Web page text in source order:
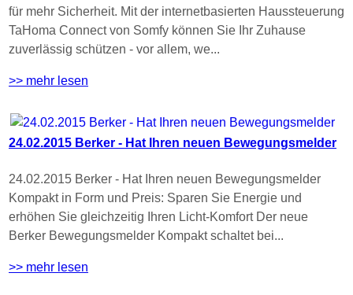
für mehr Sicherheit. Mit der internetbasierten Haussteuerung
TaHoma Connect von Somfy können Sie Ihr Zuhause
zuverlässig schützen - vor allem, we...
>> mehr lesen
24.02.2015 Berker - Hat Ihren neuen Bewegungsmelder
24.02.2015 Berker - Hat Ihren neuen Bewegungsmelder
Kompakt in Form und Preis: Sparen Sie Energie und
erhöhen Sie gleichzeitig Ihren Licht-Komfort Der neue
Berker Bewegungsmelder Kompakt schaltet bei...
>> mehr lesen